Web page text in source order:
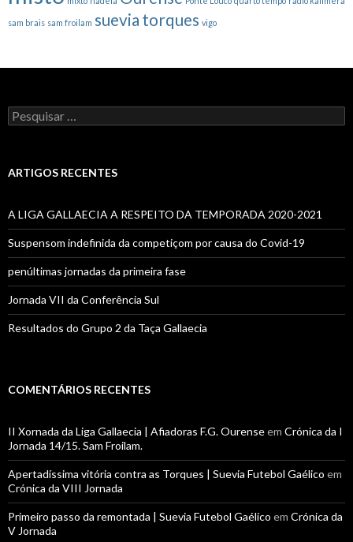
sam brais sam froilam suevia torques vigo
Pesquisar
por:
ARTIGOS RECENTES
A LIGA GALLAECIA A RESPEITO DA TEMPORADA 2020-2021
Suspensom indefinida da competiçom por causa do Covid-19
penúltimas jornadas da primeira fase
Jornada VII da Conferência Sul
Resultados do Grupo 2 da Taça Gallaecia
COMENTÁRIOS RECENTES
II Xornada da Liga Gallaecia | Afiadoras F.G. Ourenseem Crónica da I
Jornada 14/15. Sam Froilam.
Apertadíssima vitória contra as Torques | Suevia Futebol Gaélico em
Crónica da VIII Jornada
Primeiro passo da remontada | Suevia Futebol Gaélico em Crónica da
V Jornada